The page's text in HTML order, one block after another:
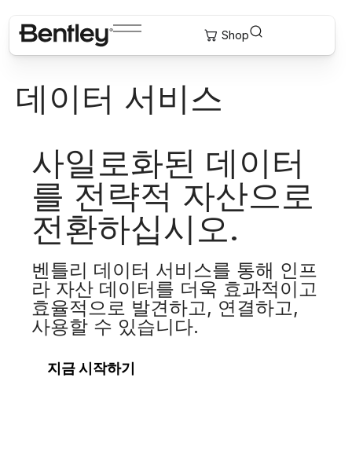
데이터 서비스
사일로화된 데이터
를 전략적 자산으로
전환하십시오.
벤틀리 데이터 서비스를 통해 인프
라 자산 데이터를 더욱 효과적이고
효율적으로 발견하고, 연결하고,
사용할 수 있습니다.
지금 시작하기